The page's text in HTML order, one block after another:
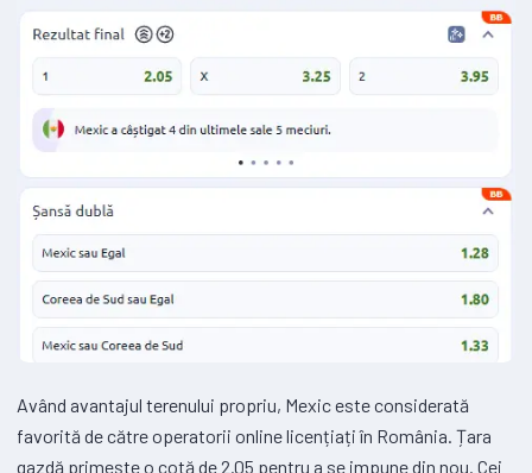
Având avantajul terenului propriu, Mexic este considerată
favorită de către operatorii online licențiați în România. Țara
gazdă primește o cotă de 2.05 pentru a se impune din nou. Cei